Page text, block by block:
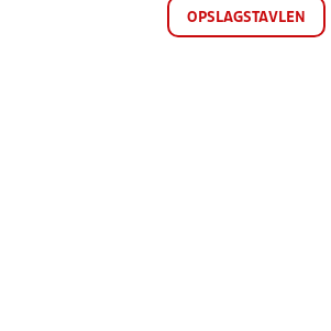
OPSLAGSTAVLEN